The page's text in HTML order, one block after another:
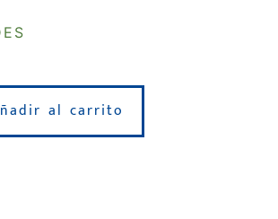
al carrito